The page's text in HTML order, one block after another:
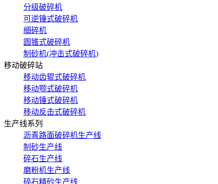
分级破碎机
可逆锤式破碎机
细碎机
圆锥式破碎机
制砂机(冲击式破碎机)
移动破碎站
移动齿辊式破碎机
移动颚式破碎机
移动锤式破碎机
移动反击式破碎机
生产线系列
沥青路面破碎机生产线
制砂生产线
碎石生产线
磨粉机生产线
碎石精砂生产线